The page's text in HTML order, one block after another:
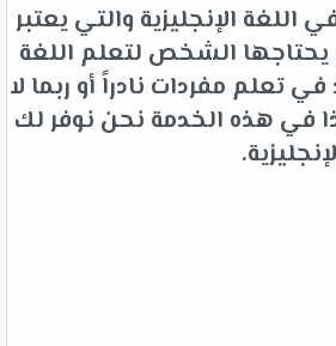
الإنجليزية والتي يعتبر
الشخص لتعلم اللغة
مفردات نادراً أو ربما لا
في هذه الخدمة نحن نوفر لك